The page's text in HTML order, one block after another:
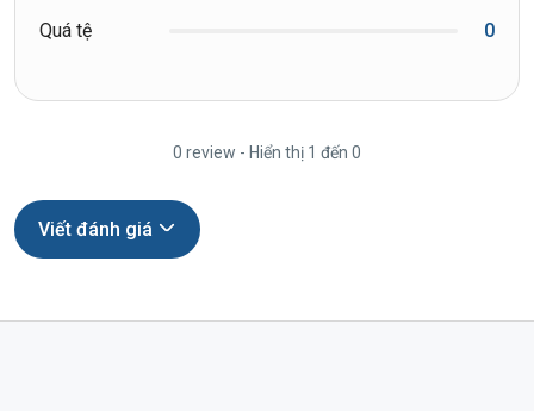
Quá tệ
0
0 review - Hiển thị 1 đến 0
Viết đánh giá